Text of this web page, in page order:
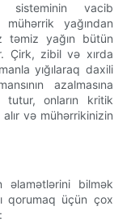
sisteminin vacib
yağından
təmiz yağın bütün
Çirk, zibil və xırda
yığılaraq daxili
azalmasına
onların kritik
alır və mühərrikinizin
əlamətlərini bilmək
qorumaq üçün çox